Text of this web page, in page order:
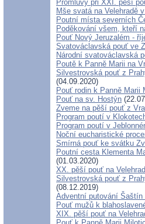
Promluvy při XXI. pěší
Mše svatá na Velehradě
Poutní místa severních
Poděkování všem, kteří
Pouť Nový Jeruzalém -
Svatováclavská pouť ve
Národní svatováclavská
Poutě k Panně Marii na
Silvestrovská pouť z
(04.09.2020)
Pouť rodin k Panně Marii
Pouť na sv. Hostýn
Zveme na pěší pouť z
Program poutí v
Program poutí v
Noční eucharistické
Smírná pouť ke svátku
Poutní cesta Klementa
(01.03.2020)
XX. pěší pouť na
Silvestrovská pouť z
(08.12.2019)
Adventní putování Šaštín
Pouť mužů k
XIX. pěší pouť na